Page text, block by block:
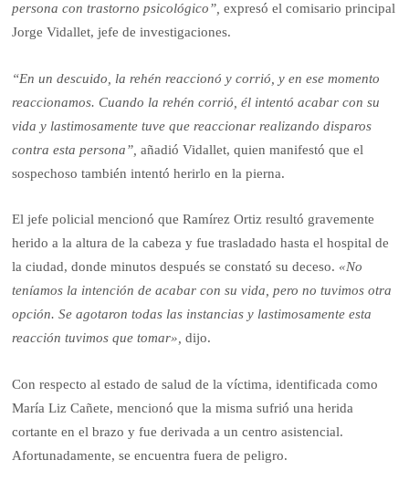
persona con trastorno psicológico”, expresó el comisario principal
Jorge Vidallet, jefe de investigaciones.
“En un descuido, la rehén reaccionó y corrió, y en ese momento
reaccionamos. Cuando la rehén corrió, él intentó acabar con su
vida y lastimosamente tuve que reaccionar realizando disparos
contra esta persona”, añadió Vidallet, quien manifestó que el
sospechoso también intentó herirlo en la pierna.
El jefe policial mencionó que Ramírez Ortiz resultó gravemente
herido a la altura de la cabeza y fue trasladado hasta el hospital de
la ciudad, donde minutos después se constató su deceso. «No
teníamos la intención de acabar con su vida, pero no tuvimos otra
opción. Se agotaron todas las instancias y lastimosamente esta
reacción tuvimos que tomar», dijo.
Con respecto al estado de salud de la víctima, identificada como
María Liz Cañete, mencionó que la misma sufrió una herida
cortante en el brazo y fue derivada a un centro asistencial.
Afortunadamente, se encuentra fuera de peligro.